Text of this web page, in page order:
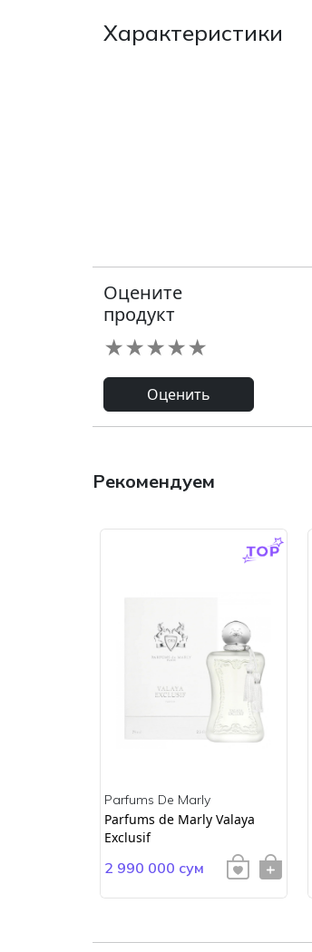
Характеристики
Оцените
продукт
★
★
★
★
★
Оценить
Рекомендуем
Parfums De Marly
Parfums de Marly Valaya
Exclusif
2 990 000 сум